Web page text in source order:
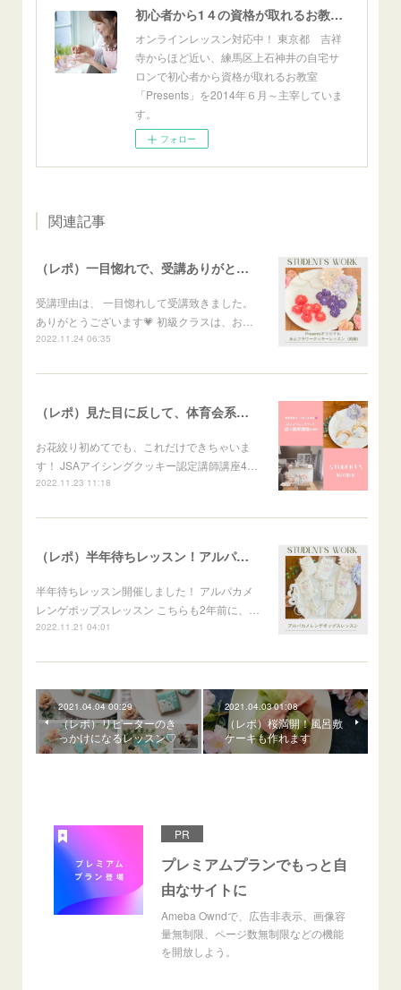
初心者から1４の資格が取れるお教室「Presents」東京自宅サロン＆オンライン
オンラインレッスン対応中！ 東京都 吉祥
寺からほど近い、練馬区上石神井の自宅サ
ロンで初心者から資格が取れるお教室
「Presents」を2014年６月～主宰していま
す。
フォロー
関連記事
（レポ）一目惚れで、受講ありがとうございます🙏
受講理由は、 一目惚れして受講致きました。
ありがとうございます💗 初級クラスは、お…
2022.11.24 06:35
（レポ）見た目に反して、体育会系な回（笑）
お花絞り初めてでも、これだけできちゃいま
す！ JSAアイシングクッキー認定講師講座4…
2022.11.23 11:18
（レポ）半年待ちレッスン！アルパカメレンゲポップス
半年待ちレッスン開催しました！ アルパカメ
レンゲポップスレッスン こちらも2年前に、…
2022.11.21 04:01
2021.04.04 00:29
（レポ）リピーターのき
っかけになるレッスン♡
2021.04.03 01:08
（レポ）桜満開！風呂敷
ケーキも作れます
PR
プレミアムプランでもっと自
由なサイトに
Ameba Owndで、広告非表示、画像容
量無制限、ページ数無制限などの機能
を開放しよう。